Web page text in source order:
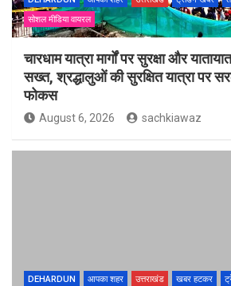
सोशल मीडिया वायरल
चारधाम यात्रा मार्गों पर सुरक्षा और
सख्त, श्रद्धालुओं की सुरक्षित यात्रा पर
फोकस
August 6, 2026 sachkiawaz
DEHARDUN आपका शहर उत्तराखंड खबर हटकर